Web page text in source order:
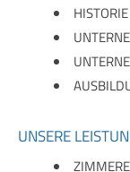
HISTORIE
UNSERE